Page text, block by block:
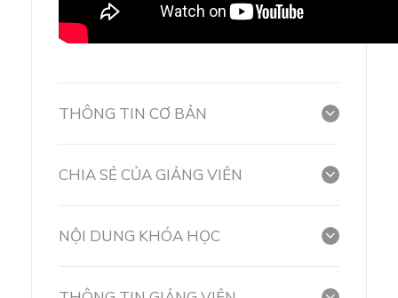
THÔNG TIN CƠ BẢN
CHIA SẺ CỦA GIẢNG VIÊN
NỘI DUNG KHÓA HỌC